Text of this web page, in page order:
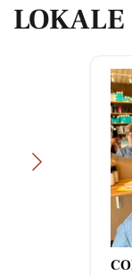
LOKALE